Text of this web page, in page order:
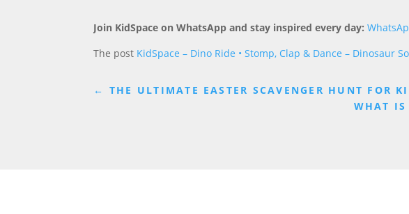
Join KidSpace on WhatsApp and stay inspired every day:
The post KidSpace – Dino Ride • Stomp, Clap & Dance – Dinosaur
← THE ULTIMATE EASTER SCAVENGER HUNT FOR
WHAT IS